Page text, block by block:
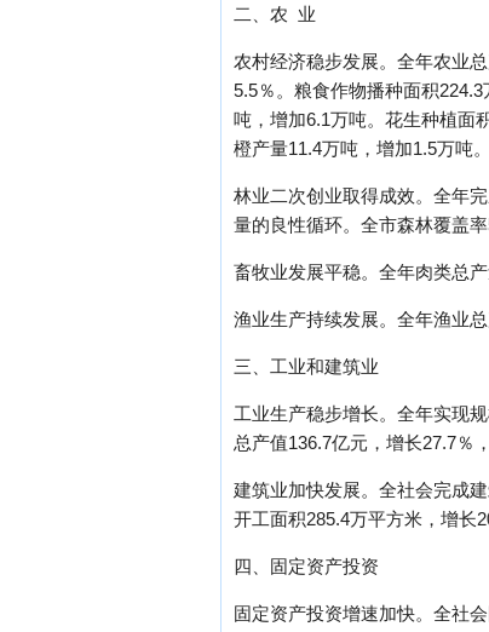
二、农 业
农村经济稳步发展。全年农业
5.5％。粮食作物播种面积
吨，增加6.1万吨。花生种植面
橙产量11.4万吨，增加1.5万吨。
林业二次创业取得成效。全年
量的良性循环。全市森林覆盖率
畜牧业发展平稳。全年肉类总
渔业生产持续发展。全年渔业
三、工业和建筑业
工业生产稳步增长。全年实现
总产值136.7亿元，增长27.7％
建筑业加快发展。全社会完成
开工面积285.4万平方米，增长
四、固定资产投资
固定资产投资增速加快。全社